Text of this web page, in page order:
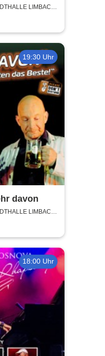
LIMBACH-
19:30 Uhr
davon
LIMBACH-
18:00 Uhr